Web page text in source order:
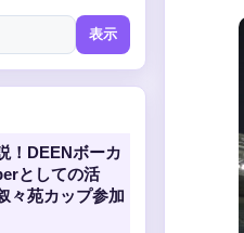
表示
！DEENボーカ
としての活
々苑カップ参加